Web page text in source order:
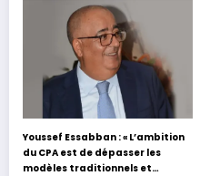
Youssef Essabban : « L’ambition
du CPA est de dépasser les
modèles traditionnels et